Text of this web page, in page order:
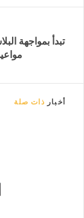
تبدأ بمواجهة
أخبار ذات صلة